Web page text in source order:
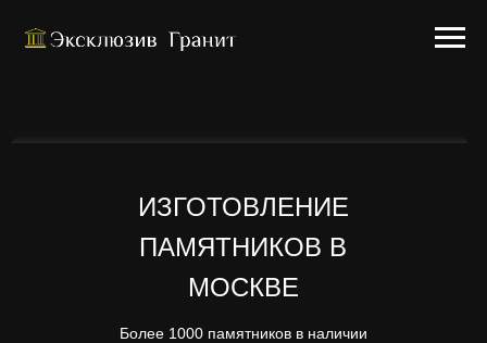
ИЗГОТОВЛЕНИЕ
ПАМЯТНИКОВ В
МОСКВЕ
Более 1000 памятников в наличии